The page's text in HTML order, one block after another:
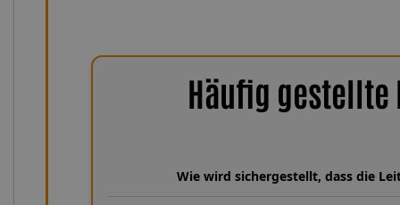
Häufig gestellte
Wie wird sichergestellt, dass die